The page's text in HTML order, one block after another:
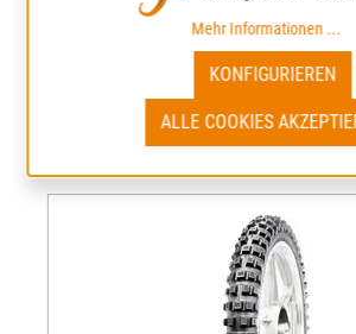
Regulärer Preis:
Preise inkl. MwSt. zzgl. Versandkosten
IN DEN WARENKORB
Mehr Informationen ...
KONFIGURIEREN
ALLE COOKIES